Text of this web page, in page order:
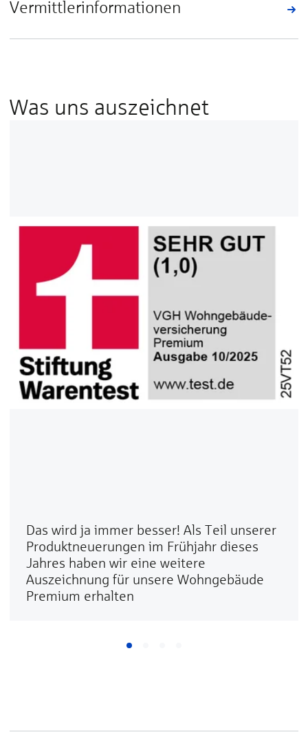
Vermittlerinformationen
Was uns auszeichnet
Das wird ja immer besser! Als Teil unserer
Produktneuerungen im Frühjahr dieses
Jahres haben wir eine weitere
Auszeichnung für unsere Wohngebäude
Premium erhalten